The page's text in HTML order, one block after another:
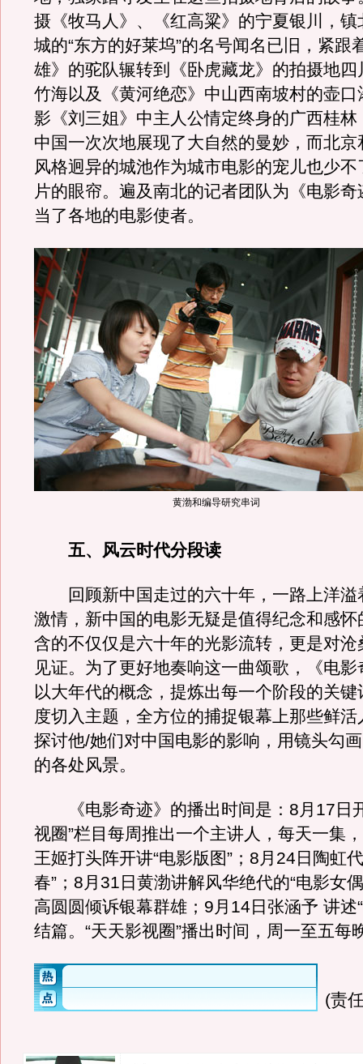
摄《牧马人》、《红高粱》的宁夏银川，镇
城的“东方的好莱坞”的名号闻名已旧，紧跟
雄》的驼队辗转到《卧虎藏龙》的拍摄地四
竹海以及《黄河绝恋》中山西南坡村的壶口
影《刘三姐》中主人公情定终身的广西桂林
中国一次次地展现了大自然的曼妙，而北京
风格迥异的城池作为城市电影的宠儿也少
片的眼帘。遍及南北的记者团队为《电影
当了各地的电影使者。
黄渤和编导研究串词
五、风云时代分段读
回顾新中国走过的六十年，一路上洋溢
激情，新中国的电影无疑是值得纪念和感怀
含的不仅仅是六十年的光影流转，更是对沧
见证。为了更好地奏响这一曲颂歌，《电
以大年代的概念，提炼出每一个阶段的关
度切入主题，全方位的捕捉银幕上那些鲜
探讨他/她们对中国电影的影响，用镜头勾
的各处风景。
《电影奇迹》的播出时间是：8月17日
视圈”栏目每周推出一个主讲人，每天一集
王姬打头阵开讲“电影版图”；8月24日陶虹
春”；8月31日黄渤讲解风华绝代的“电影女
高圆圆倾诉银幕群雄；9月14日张涵予 讲述
结篇。“天天影视圈”播出时间，周一至五每
(责